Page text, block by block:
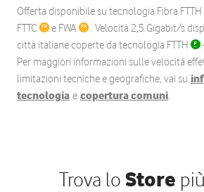
Offerta disponibile su tecnologia Fibra FTTH
FTTC
e FWA
. Velocità 2,5 Gigabit/s
città italiane coperte da tecnologia FTTH
Per maggiori informazioni sulle velocità
limitazioni tecniche e geografiche, vai su
tecnologia e copertura comuni.
Trova lo Store